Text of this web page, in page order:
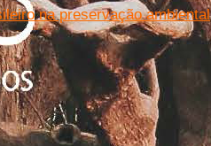
na preservação ambiental